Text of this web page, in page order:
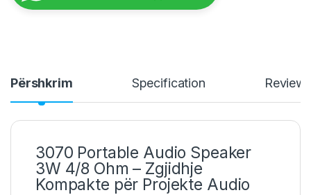
Përshkrim Specification
3070 Portable Audio Speaker
3W 4/8 Ohm – Zgjidhje
Kompakte për Projekte Audio